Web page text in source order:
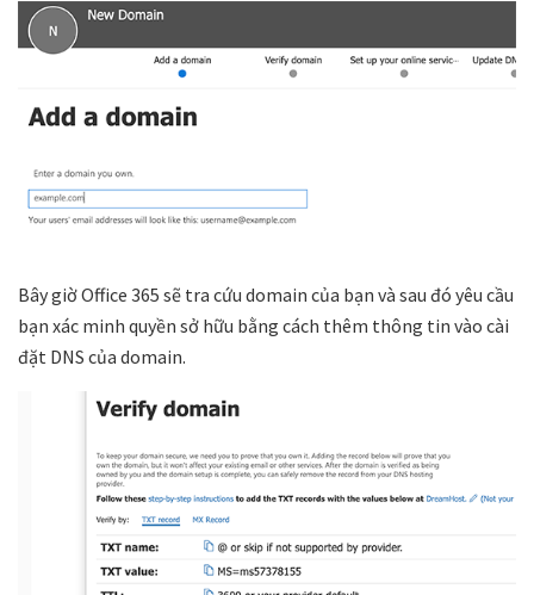
Bây giờ Office 365 sẽ tra cứu domain của bạn và sau đó yêu cầu
bạn xác minh quyền sở hữu bằng cách thêm thông tin vào cài
đặt DNS của domain.